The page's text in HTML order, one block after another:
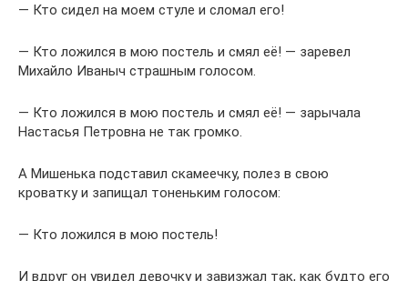
— Кто сидел на моем стуле и сломал его!
— Кто ложился в мою постель и смял её! — заревел
Михайло Иваныч страшным голосом.
— Кто ложился в мою постель и смял её! — зарычала
Настасья Петровна не так громко.
А Мишенька подставил скамеечку, полез в свою
кроватку и запищал тоненьким голосом:
— Кто ложился в мою постель!
И вдруг он увидел девочку и завизжал так, как будто его